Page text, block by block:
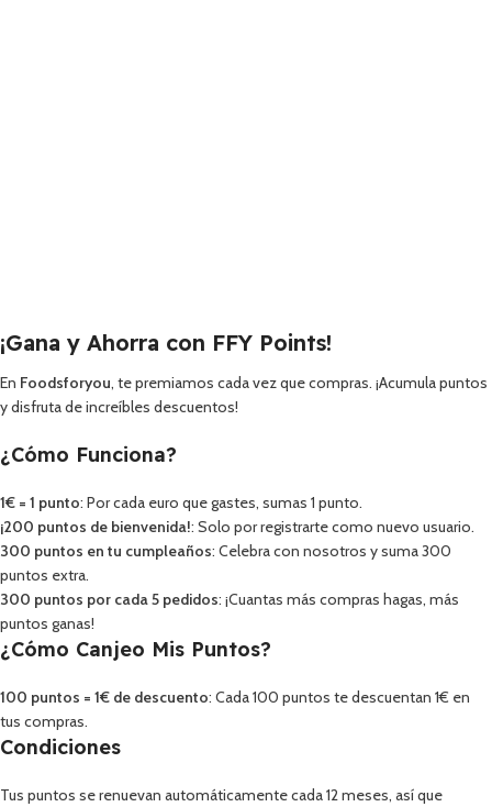
¡Gana y Ahorra con FFY Points!
En Foodsforyou, te premiamos cada vez que compras. ¡Acumula puntos
y disfruta de increíbles descuentos!
¿Cómo Funciona?
1€ = 1 punto: Por cada euro que gastes, sumas 1 punto.
¡200 puntos de bienvenida!: Solo por registrarte como nuevo usuario.
300 puntos en tu cumpleaños: Celebra con nosotros y suma 300
puntos extra.
300 puntos por cada 5 pedidos: ¡Cuantas más compras hagas, más
puntos ganas!
¿Cómo Canjeo Mis Puntos?
100 puntos = 1€ de descuento: Cada 100 puntos te descuentan 1€ en
tus compras.
Condiciones
Tus puntos se renuevan automáticamente cada 12 meses, así que